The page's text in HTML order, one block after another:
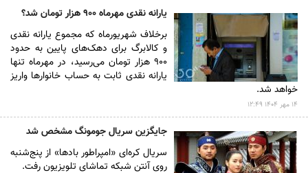
یارانه نقدی مهرماه ۹۰۰ هزار تومان شد؟
برخلاف شهریورماه که مجموع یارانه نقدی
و کالابرگ برای دهک‌های پایین به حدود
۹۰۰ هزار تومان می‌رسید، در مهرماه تنها
یارانه نقدی ثابت به حساب خانوارها واریز
خواهد شد.
۱۴ مهر ۱۴۰۴ ۱۲:۴۹
جایگزین سریال جومونگ مشخص شد
سریال کره‌ای «امپراطور بادها» از پنج‌شنبه
روی آنتن شبکه تماشای تلویزیون رفت.